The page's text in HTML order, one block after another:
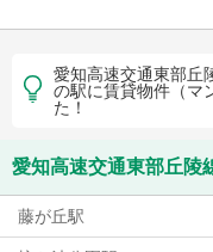
愛知高速交通東部丘
の駅に賃貸物件（マ
た！
愛知高速交通東部丘陵
藤が丘駅